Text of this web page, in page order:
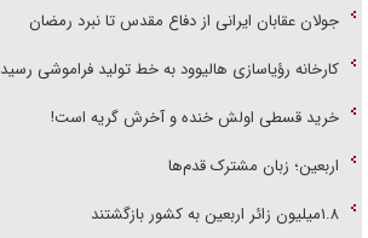
جولان عقابان ایرانی از دفاع مقدس تا نبرد رمضان
کارخانه رؤیاسازی هالیوود به خط تولید فراموشی رسید
خرید قسطی اولش خنده و آخرش گریه است!
اربعین؛ زبان مشترک قدم‌ها
۱.۸میلیون زائر اربعین به کشور بازگشتند